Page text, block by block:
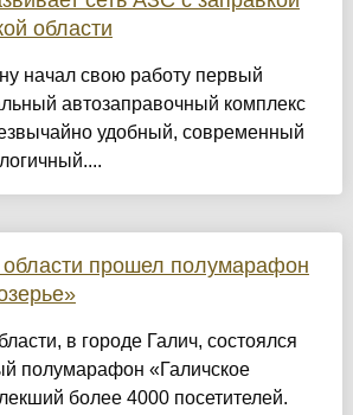
области
начал свою работу первый
автозаправочный комплекс
удобный, современный
области прошел полумарафон
в городе Галич, состоялся
полумарафон «Галичское
более 4000 посетителей.